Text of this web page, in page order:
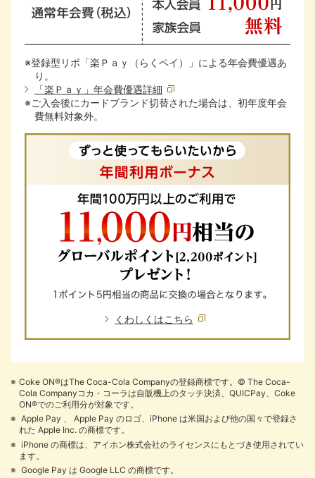
※登録型リボ「楽Ｐａｙ（らくペイ）」による年会費優遇あ
り。
「楽Ｐａｙ」年会費優遇詳細
※ご入会後にカードブランド切替された場合は、初年度年会
費無料対象外。
くわしくはこちら
Coke ON®はThe Coca-Cola Companyの登録商標です。© The Coca-
Cola Companyコカ・コーラは自販機上のタッチ決済、QUICPay、Coke
ON®でのご利用分が対象です。
Apple Pay 、 Apple Pay のロゴ、iPhone は米国および他の国々で登録さ
れた Apple Inc. の商標です。
iPhone の商標は、アイホン株式会社のライセンスにもとづき使用されてい
ます。
Google Pay は Google LLC の商標です。